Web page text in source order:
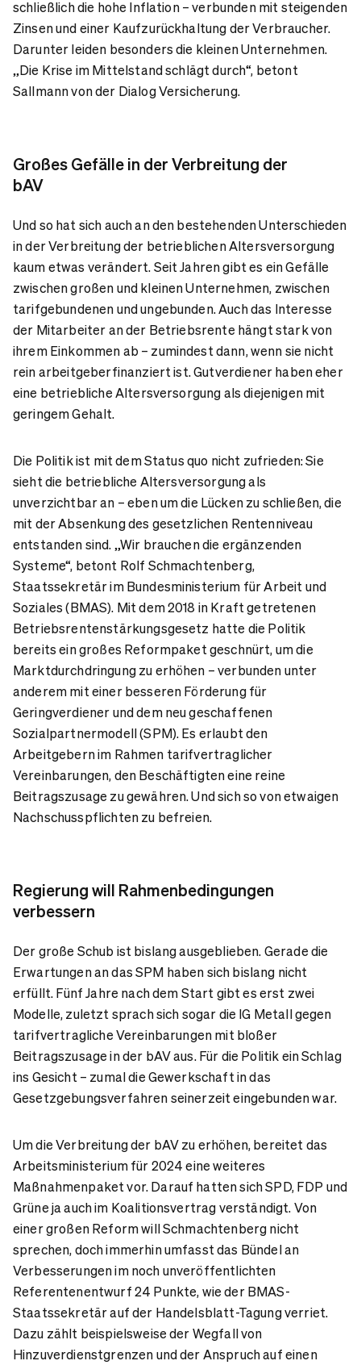
schließlich die hohe Inflation – verbunden mit steigenden
Zinsen und einer Kaufzurückhaltung der Verbraucher.
Darunter leiden besonders die kleinen Unternehmen.
„Die Krise im Mittelstand schlägt durch“, betont
Sallmann von der Dialog Versicherung.
Großes Gefälle in der Verbreitung der
bAV
Und so hat sich auch an den bestehenden Unterschieden
in der Verbreitung der betrieblichen Altersversorgung
kaum etwas verändert. Seit Jahren gibt es ein Gefälle
zwischen großen und kleinen Unternehmen, zwischen
tarifgebundenen und ungebunden. Auch das Interesse
der Mitarbeiter an der Betriebsrente hängt stark von
ihrem Einkommen ab – zumindest dann, wenn sie nicht
rein arbeitgeberfinanziert ist. Gutverdiener haben eher
eine betriebliche Altersversorgung als diejenigen mit
geringem Gehalt.
Die Politik ist mit dem Status quo nicht zufrieden: Sie
sieht die betriebliche Altersversorgung als
unverzichtbar an – eben um die Lücken zu schließen, die
mit der Absenkung des gesetzlichen Rentenniveau
entstanden sind. „Wir brauchen die ergänzenden
Systeme“, betont Rolf Schmachtenberg,
Staatssekretär im Bundesministerium für Arbeit und
Soziales (BMAS). Mit dem 2018 in Kraft getretenen
Betriebsrentenstärkungsgesetz hatte die Politik
bereits ein großes Reformpaket geschnürt, um die
Marktdurchdringung zu erhöhen – verbunden unter
anderem mit einer besseren Förderung für
Geringverdiener und dem neu geschaffenen
Sozialpartnermodell (SPM). Es erlaubt den
Arbeitgebern im Rahmen tarifvertraglicher
Vereinbarungen, den Beschäftigten eine reine
Beitragszusage zu gewähren. Und sich so von etwaigen
Nachschusspflichten zu befreien.
Regierung will Rahmenbedingungen
verbessern
Der große Schub ist bislang ausgeblieben. Gerade die
Erwartungen an das SPM haben sich bislang nicht
erfüllt. Fünf Jahre nach dem Start gibt es erst zwei
Modelle, zuletzt sprach sich sogar die IG Metall gegen
tarifvertragliche Vereinbarungen mit bloßer
Beitragszusage in der bAV aus. Für die Politik ein Schlag
ins Gesicht – zumal die Gewerkschaft in das
Gesetzgebungsverfahren seinerzeit eingebunden war.
Um die Verbreitung der bAV zu erhöhen, bereitet das
Arbeitsministerium für 2024 eine weiteres
Maßnahmenpaket vor. Darauf hatten sich SPD, FDP und
Grüne ja auch im Koalitionsvertrag verständigt. Von
einer großen Reform will Schmachtenberg nicht
sprechen, doch immerhin umfasst das Bündel an
Verbesserungen im noch unveröffentlichten
Referentenentwurf 24 Punkte, wie der BMAS-
Staatssekretär auf der Handelsblatt-Tagung verriet.
Dazu zählt beispielsweise der Wegfall von
Hinzuverdienstgrenzen und der Anspruch auf einen